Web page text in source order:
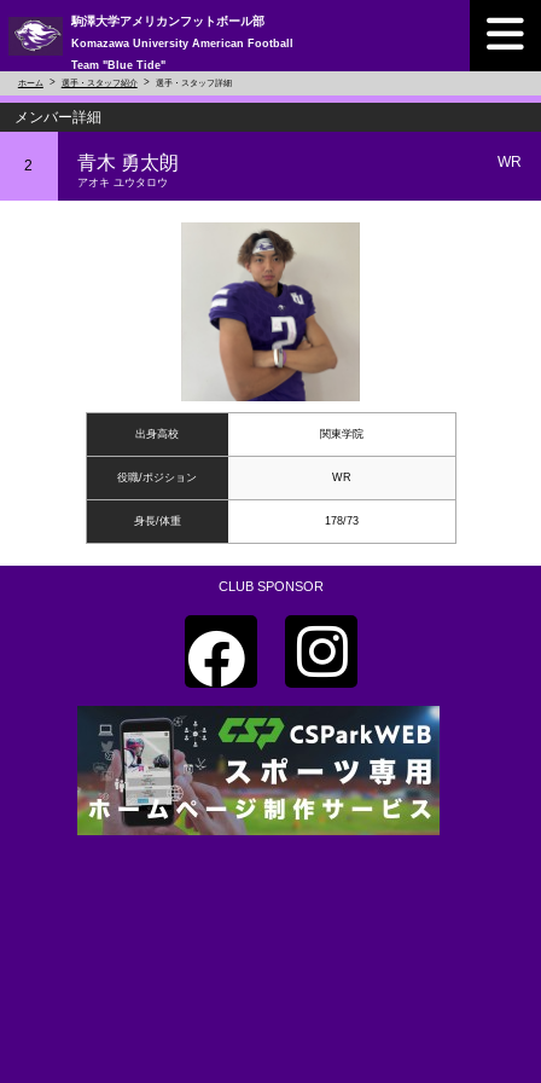
駒澤大学アメリカンフットボール部
Komazawa University American Football
Team "Blue Tide"
ホーム 選手・スタッフ紹介 選手・スタッフ詳細
メンバー詳細
2 青木 勇太朗
アオキ ユウタロウ
WR
出身高校 関東学院
役職/ポジション WR
身長/体重 178/73
CLUB SPONSOR